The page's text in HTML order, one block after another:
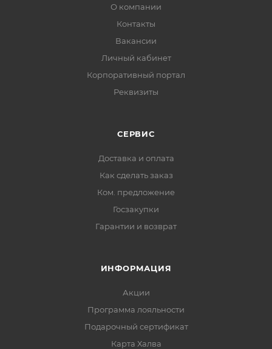
О компании
Контакты
Вакансии
Личный кабинет
Корпоративный портал
Реквизиты
СЕРВИС
Доставка и оплата
Как сделать заказ
Ком. предложение
Госзакупки
Гарантии и возврат
ИНФОРМАЦИЯ
Акции
Программа лояльности
Подарочный сертификат
Карта Халва